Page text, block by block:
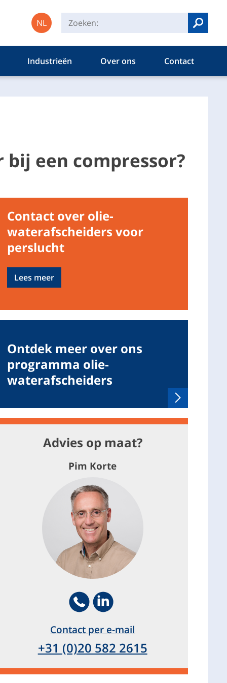
NL
Zoeken
Industrieën Over ons Contact
een compressor?
Contact over olie-
waterafscheiders voor
perslucht
Lees meer
Ontdek meer over ons
programma olie-
waterafscheiders
TelephoneFooter.SocialMedia.Icon.LinkedIn
Advies op maat?
Pim Korte
Contact per e-mail
+31 (0)20 582 2615